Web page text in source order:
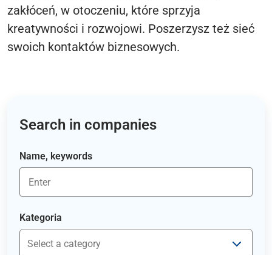
zakłóceń, w otoczeniu, które sprzyja
kreatywności i rozwojowi. Poszerzysz też sieć
swoich kontaktów biznesowych.
Search in companies
Name, keywords
Kategoria